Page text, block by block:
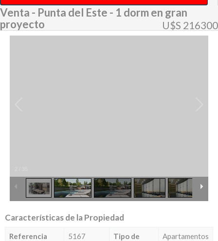
Venta - Punta del Este - 1 dorm en gran
proyecto
U$S 216300
Características de la Propiedad
Referencia 5167
Tipo de
Apartamentos